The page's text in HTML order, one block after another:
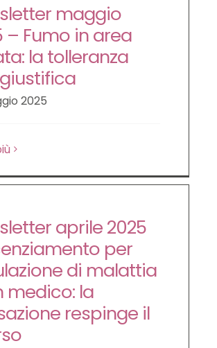
maggio
– Fumo in area
la tolleranza
2025
aprile 2025
per
di malattia
medico: la
respinge il